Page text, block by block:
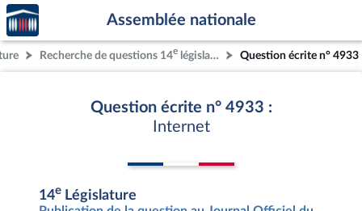
Aller au contenu
Aller en bas de la page
Accèder
à la
page
d'accueil
Assemblée nationale
Recherche de questions 14e législature Question écrite n° 4933
Question écrite n° 4933 :
Internet
14e Législature